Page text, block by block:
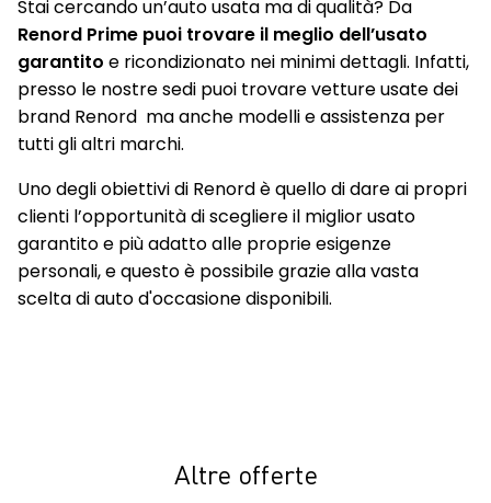
Stai cercando un’auto usata ma di qualità? Da
Renord Prime puoi trovare il meglio dell’usato
garantito e ricondizionato nei minimi dettagli. Infatti,
presso le nostre sedi puoi trovare vetture usate dei
brand Renord ma anche modelli e assistenza per
tutti gli altri marchi.
Uno degli obiettivi di Renord è quello di dare ai propri
clienti l’opportunità di scegliere il miglior usato
garantito e più adatto alle proprie esigenze
personali, e questo è possibile grazie alla vasta
scelta di auto d'occasione disponibili.
Altre offerte